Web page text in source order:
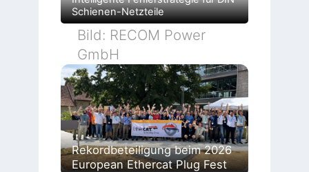
Schienen-Netzteile
Bild: RECOM Power
GmbH
Rekordbeteiligung beim 2026
European Ethercat Plug Fest